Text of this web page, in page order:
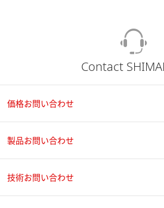
Contact
価格お問い合わせ
製品お問い合わせ
技術お問い合わせ